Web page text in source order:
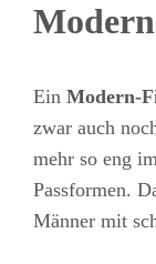
Ein Modern-
zwar auch
mehr so eng
Passformen.
Männer mit